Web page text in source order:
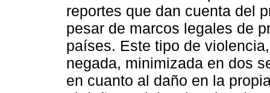
reportes que dan cuenta del
pesar de marcos legales de
países. Este tipo de
negada, minimizada en dos
en cuanto al daño en la